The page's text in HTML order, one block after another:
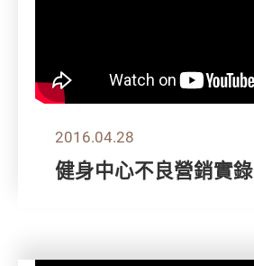
2016.04.28
健身中心不良營銷實錄